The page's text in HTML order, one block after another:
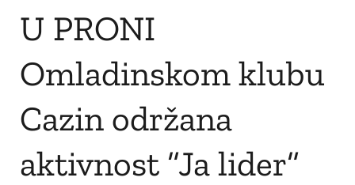
U PRONI
Omladinskom klubu
Cazin održana
aktivnost ”Ja lider”